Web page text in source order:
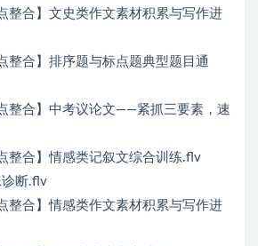
整合】文史类作文素材积累与写作进
整合】排序题与标点题典型题目通
整合】中考议论文——紧抓三要素，速
整合】情感类记叙文综合训练.flv
诊断.flv
整合】情感类作文素材积累与写作进